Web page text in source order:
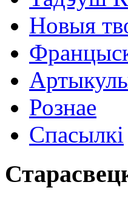
Новыя
Рознае
Спасылкі